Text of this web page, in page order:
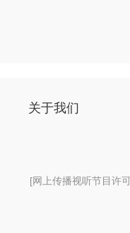
关于我们
[网上传播视听节目许